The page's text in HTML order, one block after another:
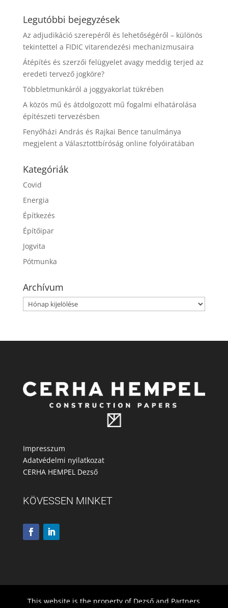
Legutóbbi bejegyzések
Az adjudikáció szerepéről és lehetőségéről – különös
tekintettel a FIDIC vitarendezési mechanizmusaira
Átépítés és szerzői felügyelet avagy meddig terjed az
eredeti tervező jogköre?
Többletmunkáról a joggyakorlat tükrében
A közös mű és átdolgozott mű fogalmi elhatárolása
építészeti tervezésben
Fenyőházi András és Rajkai Bence tanulmánya
megjelent a Választottbíróság online folyóiratában
Kategóriák
Covid
Energia
Építkezés
Építőipar
Jogvita
Pótmunka
Archívum
Archívum
Impresszum
Adatvédelmi nyilatkozat
CERHA HEMPEL Dezső
KÖVESSEN MINKET
This website is the property of Dezső and Partners